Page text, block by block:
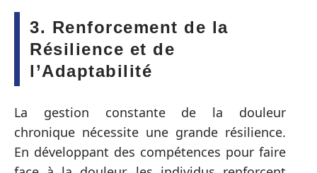
3. Renforcement de la
Résilience et de
l’Adaptabilité
La gestion constante de la douleur
chronique nécessite une grande résilience.
En développant des compétences pour faire